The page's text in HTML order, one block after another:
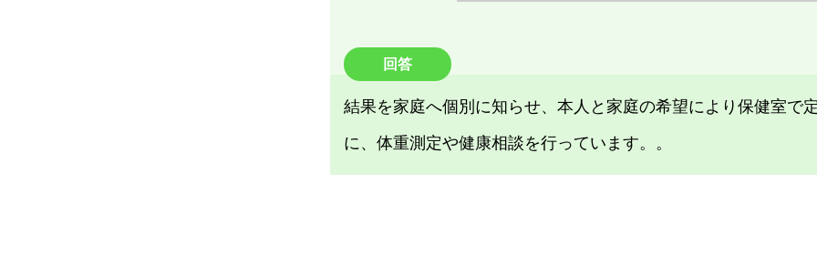
回答
結果を家庭へ個別に知らせ、本人と家庭の希望により保健室で
に、体重測定や健康相談を行っています。。